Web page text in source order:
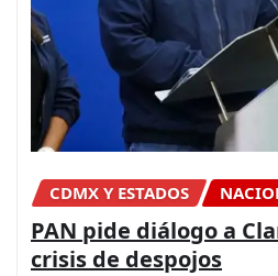
CDMX Y ESTADOS
PAN pide diálogo a
crisis de despojos